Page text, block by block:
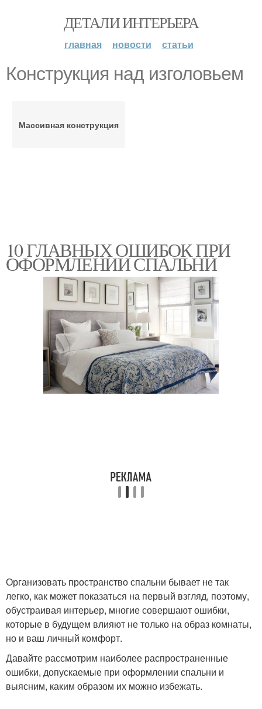
ДЕТАЛИ ИНТЕРЬЕРА
главная новости статьи
Конструкция над изголовьем
Массивная конструкция
10 ГЛАВНЫХ ОШИБОК ПРИ
ОФОРМЛЕНИИ СПАЛЬНИ
Организовать пространство спальни бывает не так
легко, как может показаться на первый взгляд, поэтому,
обустраивая интерьер, многие совершают ошибки,
которые в будущем влияют не только на образ комнаты,
но и ваш личный комфорт.
Давайте рассмотрим наиболее распространенные
ошибки, допускаемые при оформлении спальни и
выясним, каким образом их можно избежать.